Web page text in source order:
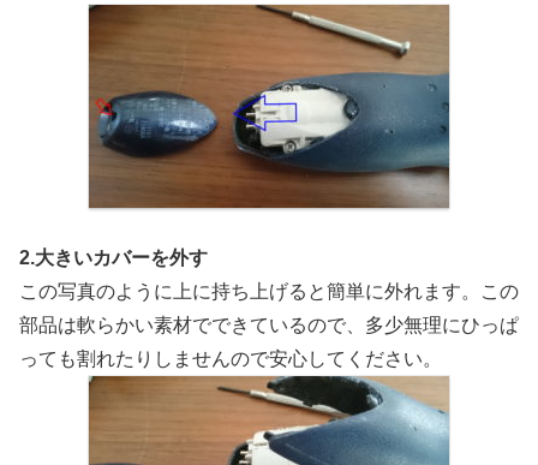
2.大きいカバーを外す
この写真のように上に持ち上げると簡単に外れます。この
部品は軟らかい素材でできているので、多少無理にひっぱ
っても割れたりしませんので安心してください。